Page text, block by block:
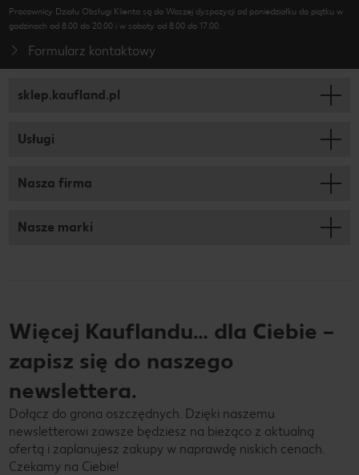
Pracownicy Działu Obsługi Klienta są do Waszej dyspozycji od poniedziałku do piątku w
godzinach od 8.00 do 20.00 i w soboty od 8.00 do 17.00.
Formularz kontaktowy
sklep.kaufland.pl
Usługi
Nasza firma
Nasze marki
Więcej Kauflandu… dla Ciebie –
zapisz się do naszego
newslettera.
Dołącz do grona oszczędnych. Dzięki naszemu
newsletterowi zawsze będziesz na bieżąco z aktualną
ofertą i zaplanujesz zakupy w naprawdę niskich cenach.
Czekamy na Ciebie!